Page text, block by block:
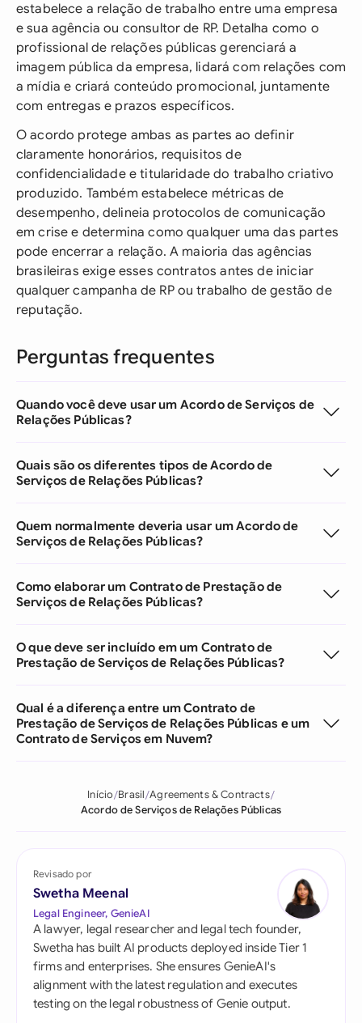
estabelece a relação de trabalho entre uma empresa
e sua agência ou consultor de RP. Detalha como o
profissional de relações públicas gerenciará a
imagem pública da empresa, lidará com relações com
a mídia e criará conteúdo promocional, juntamente
com entregas e prazos específicos.
O acordo protege ambas as partes ao definir
claramente honorários, requisitos de
confidencialidade e titularidade do trabalho criativo
produzido. Também estabelece métricas de
desempenho, delineia protocolos de comunicação
em crise e determina como qualquer uma das partes
pode encerrar a relação. A maioria das agências
brasileiras exige esses contratos antes de iniciar
qualquer campanha de RP ou trabalho de gestão de
reputação.
Perguntas frequentes
Quando você deve usar um Acordo de Serviços de
Relações Públicas?
Quais são os diferentes tipos de Acordo de
Serviços de Relações Públicas?
Quem normalmente deveria usar um Acordo de
Serviços de Relações Públicas?
Como elaborar um Contrato de Prestação de
Serviços de Relações Públicas?
O que deve ser incluído em um Contrato de
Prestação de Serviços de Relações Públicas?
Qual é a diferença entre um Contrato de
Prestação de Serviços de Relações Públicas e um
Contrato de Serviços em Nuvem?
Início Brasil Agreements & Contracts
Acordo de Serviços de Relações Públicas
Revisado por
Swetha Meenal
Legal Engineer, GenieAI
A lawyer, legal researcher and legal tech founder,
Swetha has built AI products deployed inside Tier 1
firms and enterprises. She ensures GenieAI's
alignment with the latest regulation and executes
testing on the legal robustness of Genie output.